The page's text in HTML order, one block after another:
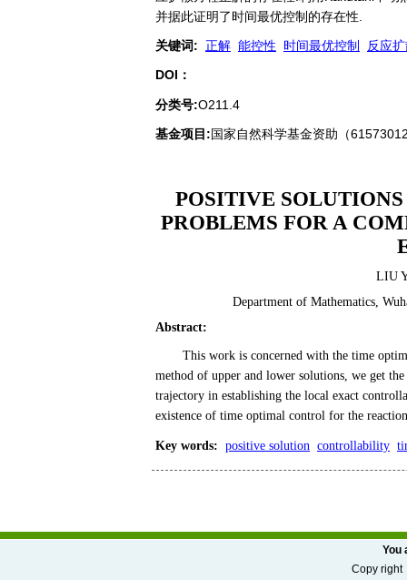
并据此证明了时间最优控制的存在性.
关键词: 正解 能控性 时间最优控制
反应
DOI：
分类号:O211.4
基金项目:国家自然科学基金资助（
POSITIVE
PROBLEMS FOR A
LIU
Department of Mathematics,
Abstract:
This work is concerned with the time
method of upper and lower solutions, we get
trajectory in establishing the local exact
existence of time optimal control for the
Key words: positive solution controllability
You
Copy right